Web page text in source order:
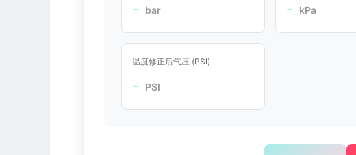
- bar - kPa
温度修正后气压 (PSI)
- PSI